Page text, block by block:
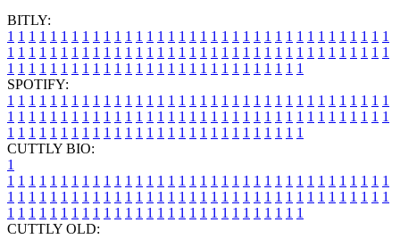
BITLY:
1 1 1 1 1 1 1 1 1 1 1 1 1 1 1 1 1 1 1 1 1 1 1 1 1 1 1 1 1 1 1 1 1 1 1 1
1 1 1 1 1 1 1 1 1 1 1 1 1 1 1 1 1 1 1 1 1 1 1 1 1 1 1 1 1 1 1 1 1 1 1 1
1 1 1 1 1 1 1 1 1 1 1 1 1 1 1 1 1 1 1 1 1 1 1 1 1 1 1 1
SPOTIFY:
1 1 1 1 1 1 1 1 1 1 1 1 1 1 1 1 1 1 1 1 1 1 1 1 1 1 1 1 1 1 1 1 1 1 1 1
1 1 1 1 1 1 1 1 1 1 1 1 1 1 1 1 1 1 1 1 1 1 1 1 1 1 1 1 1 1 1 1 1 1 1 1
1 1 1 1 1 1 1 1 1 1 1 1 1 1 1 1 1 1 1 1 1 1 1 1 1 1 1 1
CUTTLY BIO:
1
1 1 1 1 1 1 1 1 1 1 1 1 1 1 1 1 1 1 1 1 1 1 1 1 1 1 1 1 1 1 1 1 1 1 1 1
1 1 1 1 1 1 1 1 1 1 1 1 1 1 1 1 1 1 1 1 1 1 1 1 1 1 1 1 1 1 1 1 1 1 1 1
1 1 1 1 1 1 1 1 1 1 1 1 1 1 1 1 1 1 1 1 1 1 1 1 1 1 1 1
CUTTLY OLD: